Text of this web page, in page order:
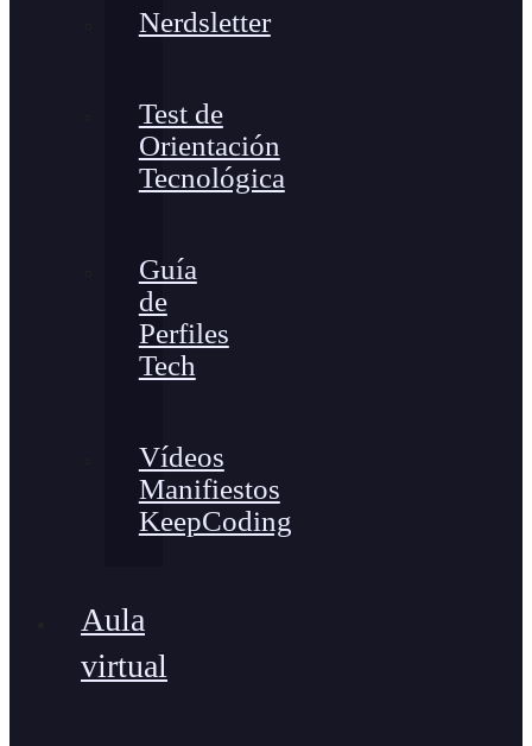
Nerdsletter
Test de
Orientación
Tecnológica
Guía
de
Perfiles
Tech
Vídeos
Manifiestos
KeepCoding
Aula
virtual